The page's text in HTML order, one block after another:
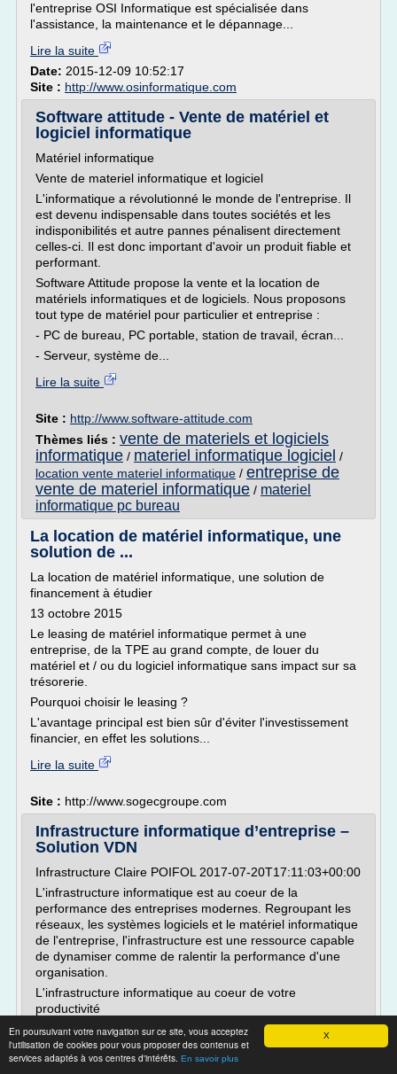
X
En poursuivant votre navigation sur ce site, vous acceptez
l'utilisation de cookies pour vous proposer des contenus et
services adaptés à vos centres d'intérêts. En savoir plus
l'entreprise OSI Informatique est spécialisée dans
l'assistance, la maintenance et le dépannage...
Lire la suite
Date: 2015-12-09 10:52:17
Site : http://www.osinformatique.com
Software attitude - Vente de matériel et
logiciel informatique
Matériel informatique
Vente de materiel informatique et logiciel
L'informatique a révolutionné le monde de l'entreprise. Il
est devenu indispensable dans toutes sociétés et les
indisponibilités et autre pannes pénalisent directement
celles-ci. Il est donc important d'avoir un produit fiable et
performant.
Software Attitude propose la vente et la location de
matériels informatiques et de logiciels. Nous proposons
tout type de matériel pour particulier et entreprise :
- PC de bureau, PC portable, station de travail, écran...
- Serveur, système de...
Lire la suite
Site : http://www.software-attitude.com
Thèmes liés : vente de materiels et logiciels
informatique / materiel informatique logiciel /
location vente materiel informatique / entreprise de
vente de materiel informatique / materiel
informatique pc bureau
La location de matériel informatique, une
solution de ...
La location de matériel informatique, une solution de
financement à étudier
13 octobre 2015
Le leasing de matériel informatique permet à une
entreprise, de la TPE au grand compte, de louer du
matériel et / ou du logiciel informatique sans impact sur sa
trésorerie.
Pourquoi choisir le leasing ?
L'avantage principal est bien sûr d'éviter l'investissement
financier, en effet les solutions...
Lire la suite
Site : http://www.sogecgroupe.com
Infrastructure informatique d’entreprise –
Solution VDN
Infrastructure Claire POIFOL 2017-07-20T17:11:03+00:00
L'infrastructure informatique est au coeur de la
performance des entreprises modernes. Regroupant les
réseaux, les systèmes logiciels et le matériel informatique
de l'entreprise, l'infrastructure est une ressource capable
de dynamiser comme de ralentir la performance d'une
organisation.
L'infrastructure informatique au coeur de votre
productivité
Alors que les solutions Internet et les appareils...
Lire la suite